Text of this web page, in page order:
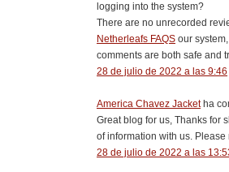
logging into the system?
There are no unrecorded
Netherleafs FAQS our
comments are both safe and
28 de julio de 2022 a las 9:46
America Chavez Jacketha
Great blog for us, Thanks for
of information with us. Please
28 de julio de 2022 a las